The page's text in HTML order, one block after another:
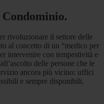
rivoluzionare il settore delle
al concetto di un “medico per
intervenire con tempestività e
delle persone che le
ancora più vicino: uffici
e sempre disponibili.